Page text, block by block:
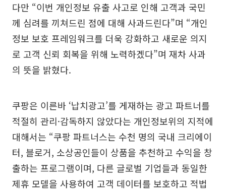
다만 “이번 개인정보 유출 사고로 인해 고객과 국민
께 심려를 끼쳐드린 점에 대해 사과드린다”며 “개인
정보 보호 프레임워크를 더욱 강화하고 새로운 의지
로 고객 신뢰 회복을 위해 노력하겠다”며 재차 사과
의 뜻을 밝혔다.
쿠팡은 이른바 ‘납치광고’를 게재하는 광고 파트너를
적절히 관리·감독하지 않았다는 개인정보위의 지적에
대해서는 “쿠팡 파트너스는 수천 명의 국내 크리에이
터, 블로거, 소상공인들이 상품을 추천하고 수익을 창
출하는 프로그램이며, 다른 글로벌 기업들과 동일한
제휴 모델을 사용하여 고객 데이터를 보호하고 적법